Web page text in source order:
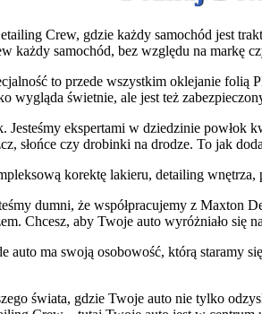
Crew, gdzie każdy samochód jest
każdy samochód, bez względu na markę
to przede wszystkim oklejanie folią
wygląda świetnie, ale jest też
Jesteśmy ekspertami w dziedzinie
słońce czy drobinki na drodze. To jak
korektę lakieru, detailing wnętrza,
dumni, że współpracujemy z Maxton
Chcesz, aby Twoje auto wyróżniało się
auto ma swoją osobowość, którą staramy
świata, gdzie Twoje auto nie tylko